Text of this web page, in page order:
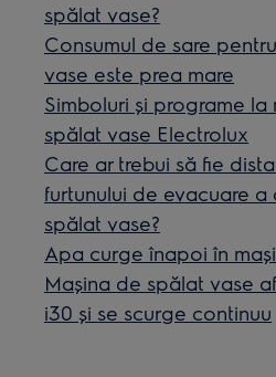
spălat vase?
Consumul de sare
vase este prea mare
Simboluri și programe la
spălat vase Electrolux
Care ar trebui să fie
furtunului de evacuare a
spălat vase?
Apa curge înapoi în
Maşina de spălat vase
i30 şi se scurge continuu